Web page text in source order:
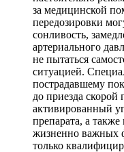
за медицинской
передозировки
сонливость,
артериального
не пытаться
ситуацией.
пострадавшему
до приезда
активированный
препарата, а
жизненно важных
только